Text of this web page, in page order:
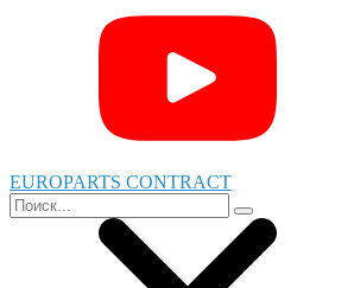
EUROPARTS CONTRACT